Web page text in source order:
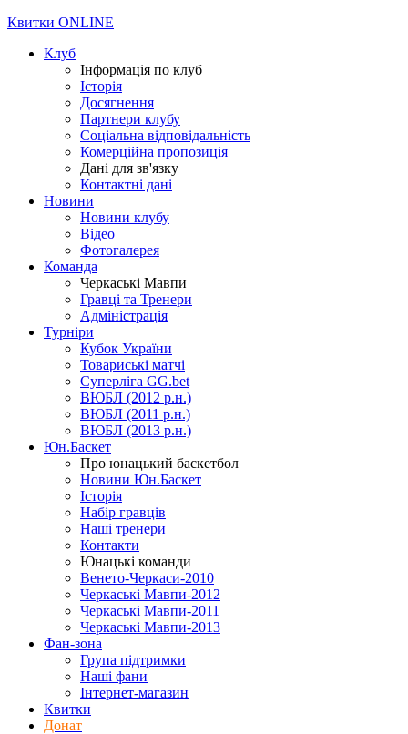
Квитки ONLINE
Клуб
Інформація по клуб
Історія
Досягнення
Партнери клубу
Соціальна відповідальність
Комерційна пропозиція
Дані для зв'язку
Контактні дані
Новини
Новини клубу
Відео
Фотогалерея
Команда
Черкаські Мавпи
Гравці та Тренери
Адміністрація
Турніри
Кубок України
Товариські матчі
Суперліга GG.bet
ВЮБЛ (2012 р.н.)
ВЮБЛ (2011 р.н.)
ВЮБЛ (2013 р.н.)
Юн.Баскет
Про юнацький баскетбол
Новини Юн.Баскет
Історія
Набір гравців
Наші тренери
Контакти
Юнацькі команди
Венето-Черкаси-2010
Черкаські Мавпи-2012
Черкаські Мавпи-2011
Черкаські Мавпи-2013
Фан-зона
Група підтримки
Наші фани
Інтернет-магазин
Квитки
Донат